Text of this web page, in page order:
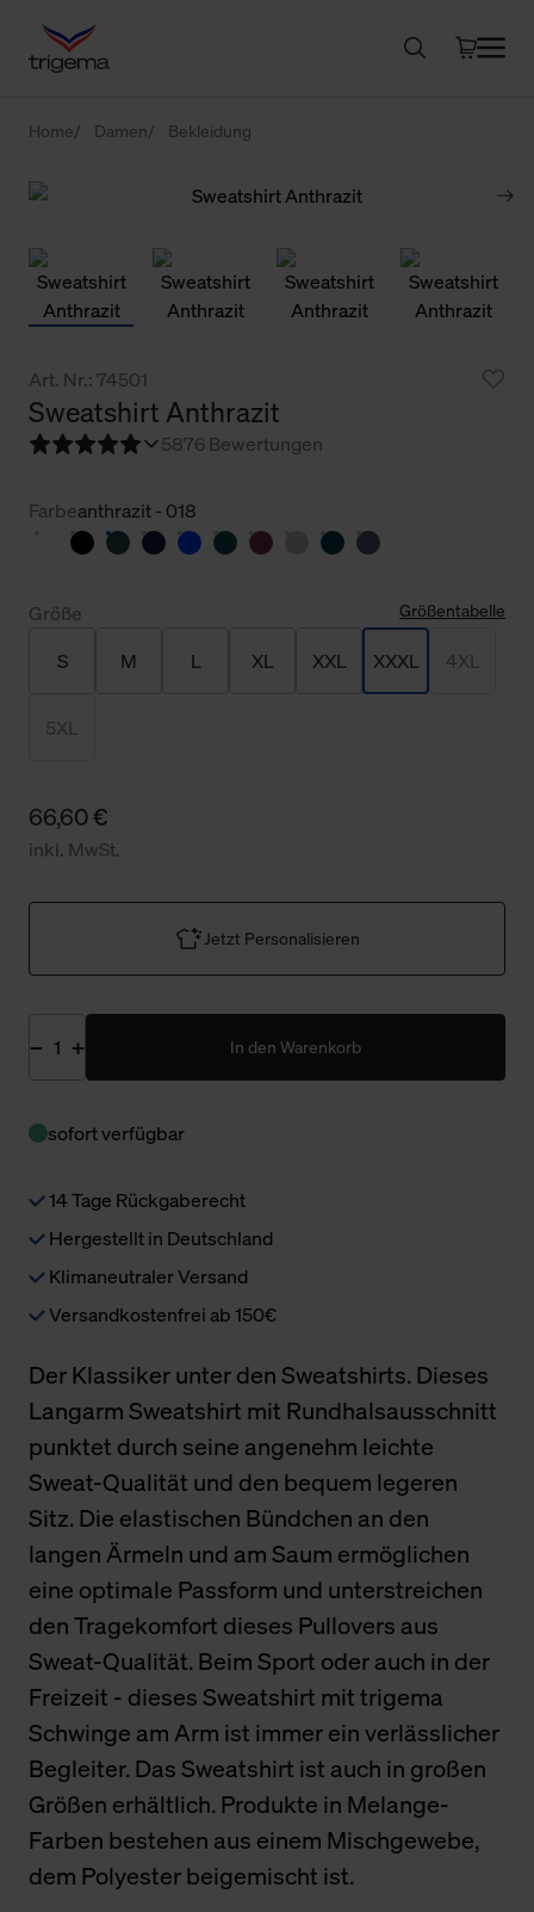
Home Damen Bekleidung
Art. Nr.: 74501
Sweatshirt Anthrazit
5876 Bewertungen
Farbeanthrazit - 018
Größe Größentabelle
S M L XL XXL XXXL 4XL
5XL
66,60 €
inkl. MwSt.
Jetzt Personalisieren
In den Warenkorb
sofort verfügbar
14 Tage Rückgaberecht
Hergestellt in Deutschland
Klimaneutraler Versand
Versandkostenfrei ab 150€
Der Klassiker unter den Sweatshirts. Dieses
Langarm Sweatshirt mit Rundhalsausschnitt
punktet durch seine angenehm leichte
Sweat-Qualität und den bequem legeren
Sitz. Die elastischen Bündchen an den
langen Ärmeln und am Saum ermöglichen
eine optimale Passform und unterstreichen
den Tragekomfort dieses Pullovers aus
Sweat-Qualität. Beim Sport oder auch in der
Freizeit - dieses Sweatshirt mit trigema
Schwinge am Arm ist immer ein verlässlicher
Begleiter. Das Sweatshirt ist auch in großen
Größen erhältlich. Produkte in Melange-
Farben bestehen aus einem Mischgewebe,
dem Polyester beigemischt ist.